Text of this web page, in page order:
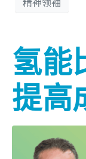
精神领袖
氢能
提高